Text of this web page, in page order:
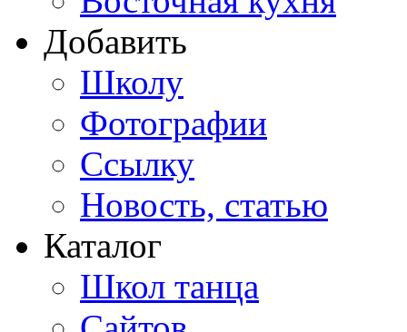
Добавить
Школу
Фотографии
Ссылку
Новость, статью
Каталог
Школ танца